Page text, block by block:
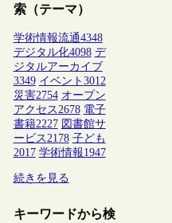
索（テーマ）
学術情報流通4348
デジタル化4098 デ
ジタルアーカイブ
3349 イベント 3012
災害2754 オープン
アクセス2678 電子
書籍2227 図書館サ
ービス2178 子ども
2017 学術情報1947
続きを見る
キーワードから検